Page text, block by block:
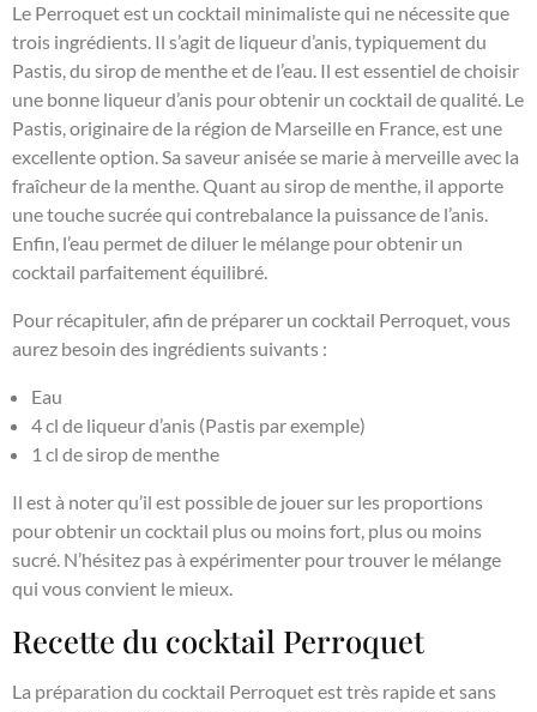
Le Perroquet est un cocktail minimaliste qui ne nécessite que
trois ingrédients. Il s’agit de liqueur d’anis, typiquement du
Pastis, du sirop de menthe et de l’eau. Il est essentiel de choisir
une bonne liqueur d’anis pour obtenir un cocktail de qualité. Le
Pastis, originaire de la région de Marseille en France, est une
excellente option. Sa saveur anisée se marie à merveille avec la
fraîcheur de la menthe. Quant au sirop de menthe, il apporte
une touche sucrée qui contrebalance la puissance de l’anis.
Enfin, l’eau permet de diluer le mélange pour obtenir un
cocktail parfaitement équilibré.
Pour récapituler, afin de préparer un cocktail Perroquet, vous
aurez besoin des ingrédients suivants :
Eau
4 cl de liqueur d’anis (Pastis par exemple)
1 cl de sirop de menthe
Il est à noter qu’il est possible de jouer sur les proportions
pour obtenir un cocktail plus ou moins fort, plus ou moins
sucré. N’hésitez pas à expérimenter pour trouver le mélange
qui vous convient le mieux.
Recette du cocktail Perroquet
La préparation du cocktail Perroquet est très rapide et sans